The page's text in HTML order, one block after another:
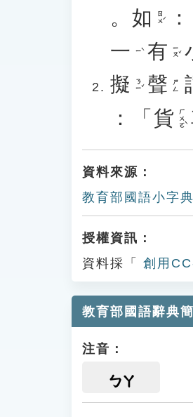
。 如 ㄖㄨˊ
一
ㄧˋ 有 ㄧㄡˇ
擬 ㄋㄧˇ 聲 ㄕㄥ
：「 貨 ㄏㄨㄛˋ
資料來源：
教育部國語小字
授權資訊：
資料採「
創用
教育部國語辭典
注音：
ㄅㄚ